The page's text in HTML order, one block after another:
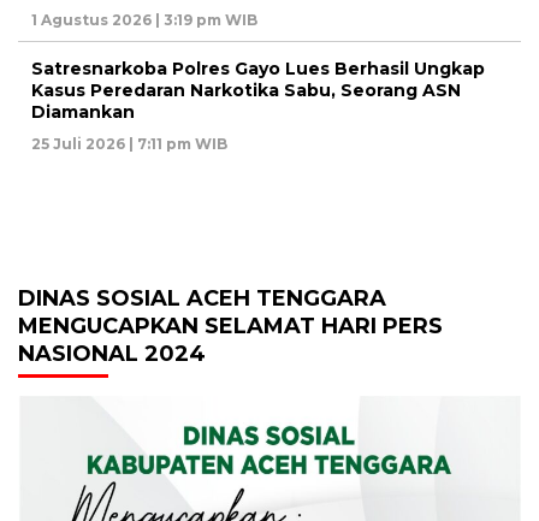
1 Agustus 2026 | 3:19 pm WIB
Satresnarkoba Polres Gayo Lues Berhasil Ungkap
Kasus Peredaran Narkotika Sabu, Seorang ASN
Diamankan
25 Juli 2026 | 7:11 pm WIB
DINAS SOSIAL ACEH TENGGARA
MENGUCAPKAN SELAMAT HARI PERS
NASIONAL 2024